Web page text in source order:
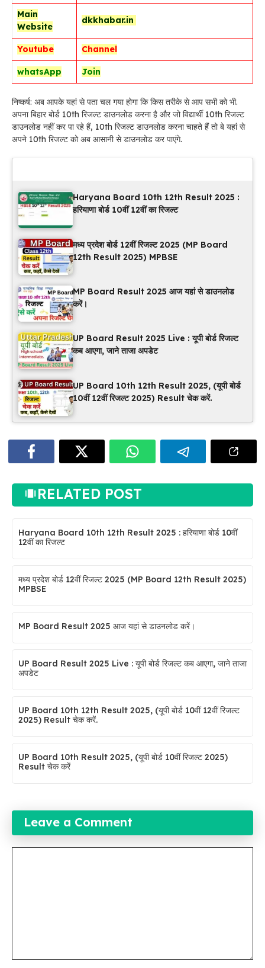
Main
Website
dkkhabar.in
Youtube Channel
whatsApp Join
निष्कर्ष: अब आपके यहां से पता चल गया होगा कि किस तरीके से आप सभी को भी.
अपना बिहार बोर्ड 10th रिजल्ट डाउनलोड करना है और जो विद्यार्थी 10th रिजल्ट
डाउनलोड नहीं कर पा रहे हैं, 10th रिजल्ट डाउनलोड करना चाहते हैं तो बे यहां से
अपने 10th रिजल्ट को अब आसानी से डाउनलोड कर पाएंगे.
Haryana Board 10th 12th Result 2025 :
हरियाणा बोर्ड 10वीं 12वीं का रिजल्ट
मध्य प्रदेश बोर्ड 12वीं रिजल्ट 2025 (MP Board
12th Result 2025) MPBSE
MP Board Result 2025 आज यहां से डाउनलोड
करें।
UP Board Result 2025 Live : यूपी बोर्ड रिजल्ट
कब आएगा, जाने ताजा अपडेट
UP Board 10th 12th Result 2025, (यूपी बोर्ड
10वीं 12वीं रिजल्ट 2025) Result चेक करें.
RELATED POST
Haryana Board 10th 12th Result 2025 : हरियाणा बोर्ड 10वीं
12वीं का रिजल्ट
मध्य प्रदेश बोर्ड 12वीं रिजल्ट 2025 (MP Board 12th Result 2025)
MPBSE
MP Board Result 2025 आज यहां से डाउनलोड करें।
UP Board Result 2025 Live : यूपी बोर्ड रिजल्ट कब आएगा, जाने ताजा
अपडेट
UP Board 10th 12th Result 2025, (यूपी बोर्ड 10वीं 12वीं रिजल्ट
2025) Result चेक करें.
UP Board 10th Result 2025, (यूपी बोर्ड 10वीं रिजल्ट 2025)
Result चेक करें
Leave a Comment